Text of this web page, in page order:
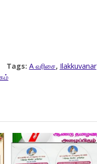
Tags: A வரிசை, Ilakkuvanar